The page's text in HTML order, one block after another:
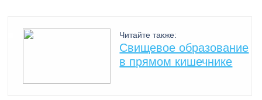
Читайте также:
Свищевое образование
в прямом кишечнике